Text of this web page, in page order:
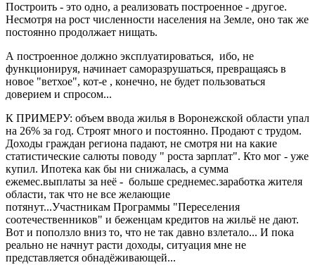
Построить - это одно, а реализовать построенное - другое.
Несмотря на рост численности населения на Земле, оно так же
постоянно продолжает нищать.
А построенное должно эксплуатироваться, ибо, не
функционируя, начинает саморазрушаться, превращаясь в
новое "ветхое", кот-е , конечно, не будет пользоваться
доверием и спросом...
К ПРИМЕРУ: объем ввода жилья в Воронежской области упал
на 26% за год. Строят много и постоянно. Продают с трудом.
Доходы граждан региона падают, не смотря ни на какие
статистические салюты поводу " роста зарплат". Кто мог - уже
купил. Ипотека как бы ни снижалась, а сумма
ежемес.выплаты за неё - больше среднемес.заработка жителя
области, так что не все желающие
потянут...Участникам Программы "Переселения
соотечественников" и беженцам кредитов на жильё не дают.
Вот и поползло вниз то, что не так давно взлетало... И пока
реально не начнут расти доходы, ситуация мне не
представляется обнадёживающей...